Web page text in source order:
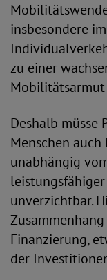
insbesondere
zu einer
Mobilitätsarmut
Deshalb müsse
Menschen
unabhängig
unverzichtbar.
Finanzierung,
der